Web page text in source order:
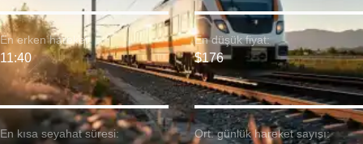
En kısa seyahat süresi:
En erken hareket:
11:40
En düşük fiyat:
$176
Ort. günlük hareket sayısı: